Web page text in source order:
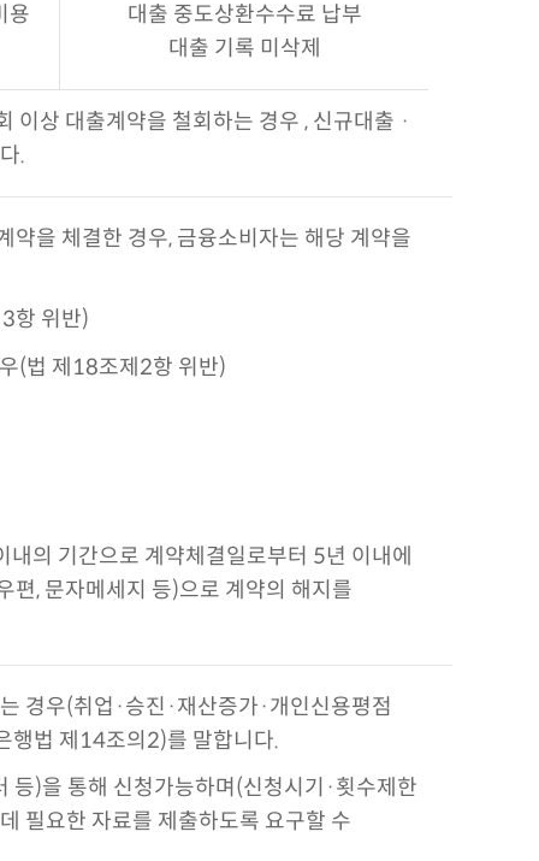
용
대출 중도상환수수료 납부
대출 기록 미삭제
이상 대출계약을 철회하는 경우 , 신규대출 ·
.
약을 체결한 경우, 금융소비자는 해당 계약을
항 위반)
(법 제18조제2항 위반)
의 기간으로 계약체결일로부터 5년 이내에
편, 문자메세지 등)으로 계약의 해지를
경우(취업·승진·재산증가·개인신용평점
행법 제14조의2)를 말합니다.
등)을 통해 신청가능하며(신청시기·횟수제한
필요한 자료를 제출하도록 요구할 수